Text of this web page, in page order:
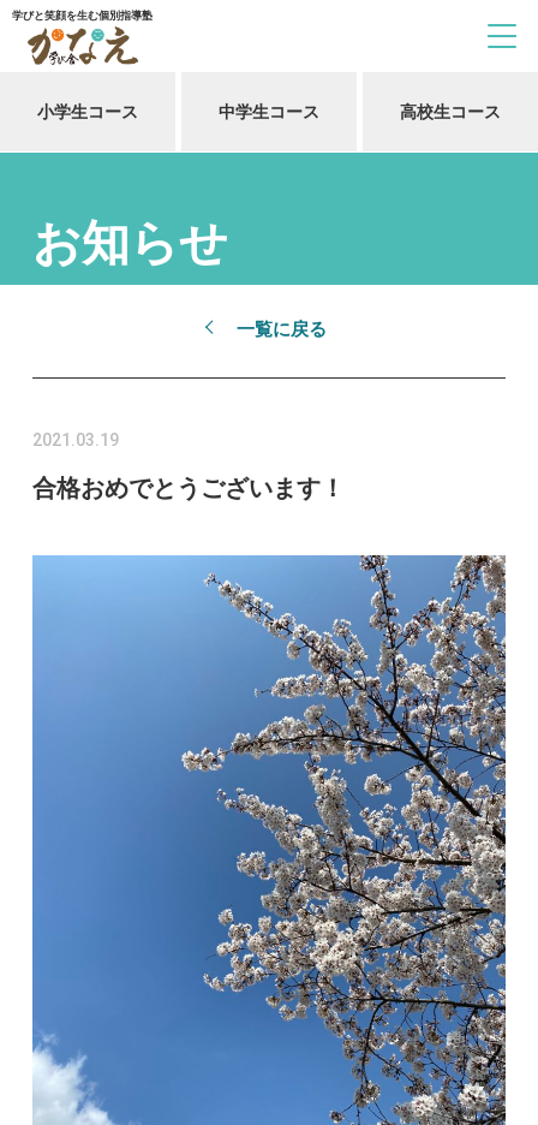
学びと笑顔を生む個別指導塾
小学生コース 中学生コース 高校生コース
お知らせ
一覧に戻る
2021.03.19
合格おめでとうございます！